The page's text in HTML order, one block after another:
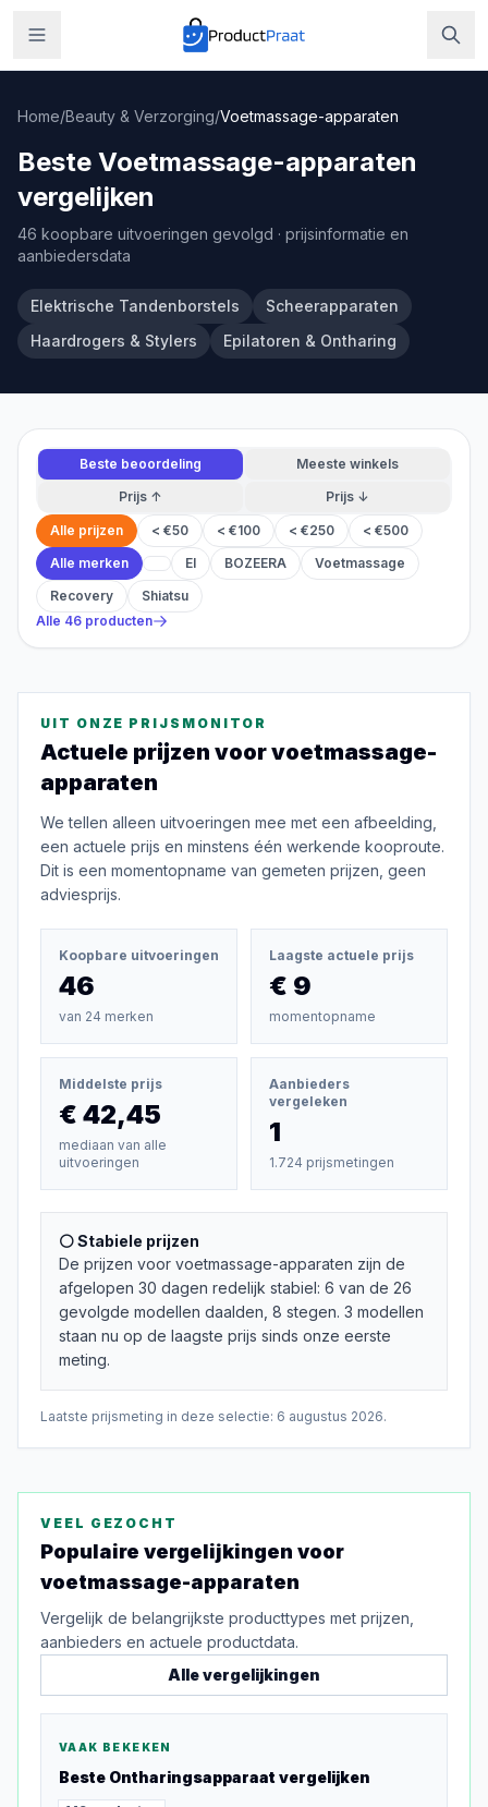
Home/Beauty & Verzorging/Voetmassage-apparaten
Beste Voetmassage-apparaten
vergelijken
46 koopbare uitvoeringen gevolgd · prijsinformatie en
aanbiedersdata
Elektrische Tandenborstels
Scheerapparaten
Haardrogers & Stylers
Epilatoren & Ontharing
Beste beoordeling
Meeste winkels
Prijs ↑
Prijs ↓
Alle prijzen < €50 < €100 < €250
< €500
Alle merken
El BOZEERA
Voetmassage
Recovery
Shiatsu
Alle 46 producten
UIT ONZE PRIJSMONITOR
Actuele prijzen voorvoetmassage-
apparaten
We tellen alleen uitvoeringen mee met een afbeelding,
een actuele prijs en minstens één werkende kooproute.
Dit is een momentopname van gemeten prijzen, geen
adviesprijs.
Koopbare uitvoeringen
46
van 24 merken
Laagste actuele prijs
€ 9
momentopname
Middelste prijs
€ 42,45
mediaan van alle
uitvoeringen
Aanbieders
vergeleken
1
1.724 prijsmetingen
⚪ Stabiele prijzen
De prijzen voor voetmassage-apparaten zijn de
afgelopen 30 dagen redelijk stabiel: 6 van de 26
gevolgde modellen daalden, 8 stegen. 3 modellen
staan nu op de laagste prijs sinds onze eerste
meting.
Laatste prijsmeting in deze selectie: 6 augustus 2026.
VEEL GEZOCHT
Populaire vergelijkingen voor
voetmassage-apparaten
Vergelijk de belangrijkste producttypes met prijzen,
aanbieders en actuele productdata.
Alle vergelijkingen
VAAK BEKEKEN
Beste Ontharingsapparaat vergelijken